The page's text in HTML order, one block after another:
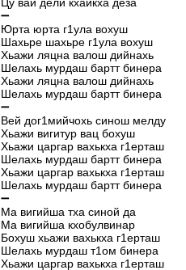
➖
Юрта юрта г1ула вохуш
Шахьре шахьре г1ула вохуш
Хьажи ляцна валош дийнахь
Шелахь мурдаш бартт бинера
Хьажи ляцна валош дийнахь
Шелахь мурдаш бартт бинера
➖
Вей дог1мийчохь синош мелду
Хьажи вигитур вац бохуш
Хьажи царгар вахькха г1ерташ
Шелахь мурдаш бартт бинера
Хьажи царгар вахькха г1ерташ
Шелахь мурдаш бартт бинера
➖
Ма вигийша тха синой да
Ма вигийша кхобулвинар
Бохуш хьажи вахькха г1ерташ
Шелахь мурдаш т1ом бинера
Хьажи царгар вахькха г1ерташ